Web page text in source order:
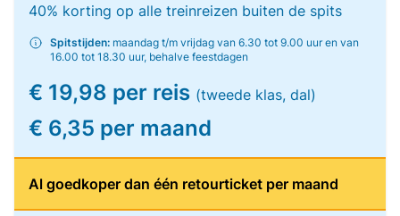
40% korting op alle treinreizen buiten de spits
Spitstijden: maandag t/m vrijdag van 6.30 tot 9.00 uur en van
16.00 tot 18.30 uur, behalve feestdagen
€ 19,98 per reis (tweede klas, dal)
€ 6,35 per maand
Al goedkoper dan één retourticket per maand